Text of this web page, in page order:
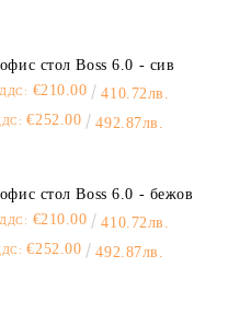
стол Boss 6.0 - сив
ДДС: €210.00 410.72лв.
€252.00 492.87лв.
стол Boss 6.0 - бежов
ДДС: €210.00 410.72лв.
€252.00 492.87лв.